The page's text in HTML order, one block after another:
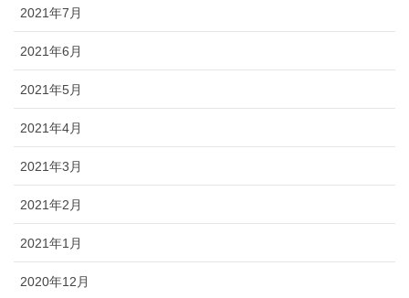
2021年7月
2021年6月
2021年5月
2021年4月
2021年3月
2021年2月
2021年1月
2020年12月